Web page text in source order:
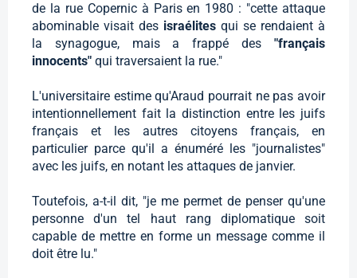
de la rue Copernic à Paris en 1980 : "cette attaque
abominable visait des israélites qui se rendaient à
la synagogue, mais a frappé des "français
innocents" qui traversaient la rue."
L'universitaire estime qu'Araud pourrait ne pas avoir
intentionnellement fait la distinction entre les juifs
français et les autres citoyens français, en
particulier parce qu'il a énuméré les "journalistes"
avec les juifs, en notant les attaques de janvier.
Toutefois, a-t-il dit, "je me permet de penser qu'une
personne d'un tel haut rang diplomatique soit
capable de mettre en forme un message comme il
doit être lu."